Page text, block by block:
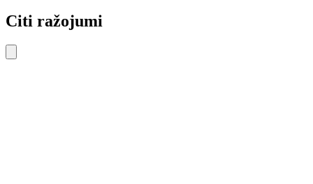
Citi ražojumi